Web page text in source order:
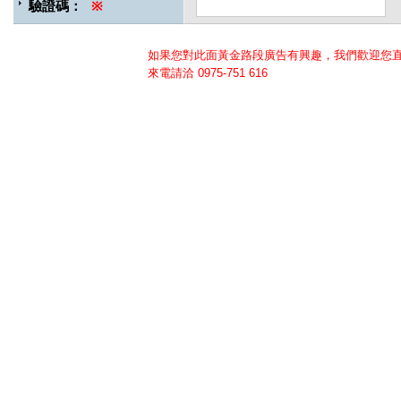
驗證碼： ※
如果您對此面黃金路段廣告有興趣，我們歡迎您
來電請洽 0975-751 616